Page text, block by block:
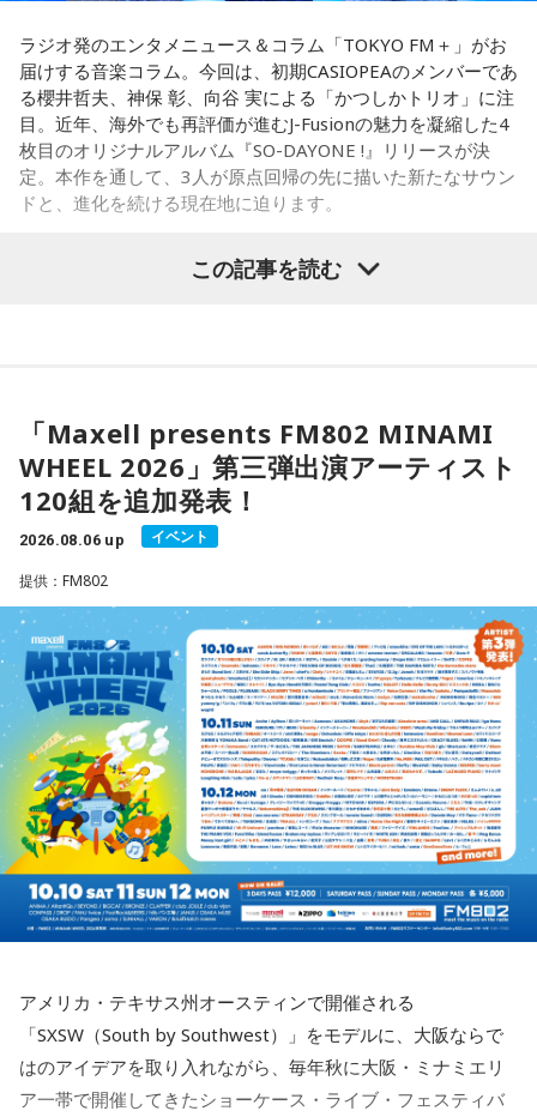
感が魅力の豚串専門店で、「タンだとかハラミだとかハツ、
レバーとかを味わいながら、昔ながらの雰囲気が楽しめる」
と話します。「けっこうペッパーが強めで、かなりおいしい
豚串です」と太鼓判を押しました。
お気に入りのステーキ店を尋ねられると、ゴリさんは「エメ
ラルドです」と即答。なかでもプレミアムリブステーキにつ
いては、「脂の乗り方、柔らかさ、肉の質がもうレベルが違
います」と熱く語り、長年愛される名店の魅力を紹介しまし
きない。同じ顔を見せないんですよ、自然が」と、その美し
さを語りました。そして海へ向け、「『美しくいてくれてあ
りがとう』という手紙は書きたくなります」と、故郷への深
い愛情をのぞかせました。
挙げたのは、ボクシング元世界王者の具志堅用高さんでし
た。今年で世界王座獲得から50年という節目の年を迎えるこ
とに触れ、「手紙を書きたい」と温かい想いを語りました。
＜番組概要＞
番組名：日本郵便 SUNDAY'S POST
放送日時：毎週日曜 15:00～15:50
パーソナリティ：小山薫堂、宇賀なつみ
番組Webサイト： https://www.tfm.co.jp/post/
番組公式X：@sundayspost1
【5位】牡羊座（おひつじ座）
あなたの行動力が誰かの心に火をつける日。今日は周りの反
応を気にするより「私はこれがやりたい！」を大切にしてみ
て。あなたが楽しそうに動くほど仲間も集まってきそうで
す。今夜、明日すぐできる小さな一歩を決めてから寝てみて
ね。
【6位】獅子座（しし座）
太陽が獅子座を照らす今は、自分の人生を自分で演出してい
【7位】魚座（うお座）
直感の中に「これからの幸せ」のヒントが隠れていそう。損
得や正解より、なぜか惹かれるものを大切にしてみてくださ
い。心が喜ぶ選択が新しいご縁につながるかも。夜は好きな
音楽を聴きながら、叶えたい未来をイメージしてね。
【8位】乙女座（おとめ座）
「ちゃんとしなきゃ」を少し緩めると、毎日がもっと楽しく
なりそうです。効率や正しさだけではなく、自分が心地よく
続けられる方法を探してみて。仕事のやり方を変えるのもお
すすめ。今日は一つだけ「やらなくていいこと」を決めてみ
ましょう。
【9位】牡牛座（おうし座）
いつもの安心感から少しだけ外へ出てみると、新しい楽しみ
が見つかりそう。大きく変える必要はありません。「ちょっ
と気になる」を試してみるくらいで十分です。今日は行って
みたいお店や場所を一つ探して、誰かを誘ってみてくださ
い。
【10位】蟹座（かに座）
を忘れていないか確認したい日。今日は誰かのためではなく
「私が嬉しいから」を選んでみてください。今夜は自分だけ
の小さなご褒美時間を作ると心が整いそうです。
【11位】山羊座（やぎ座）
ラジオ発のエンタメニュース＆コラム「TOKYO FM＋」がお
届けする音楽コラム。今回は、初期CASIOPEAのメンバーであ
る櫻井哲夫、神保 彰、向谷 実による「かつしかトリオ」に注
目。近年、海外でも再評価が進むJ-Fusionの魅力を凝縮した4
枚目のオリジナルアルバム『SO-DAYONE !』リリースが決
定。本作を通して、3人が原点回帰の先に描いた新たなサウン
ドと、進化を続ける現在地に迫ります。
伝説的フュージョンバンド、カシオペアの初期メンバー3人に
よる、かつしかトリオが、4枚目のオリジナルアルバム『SO-
DAYONE !』を10月14日（水）にリリースすることを発表し
ました。近年、海外の若いリスナーを中心に再び注目を集め
ているJ-Fusion。本作は、その王道ともいえる爽快かつパワフ
ルなサウンドへ原点回帰した、かつしかトリオ渾身のニュー
アルバムとなっています。
アルバムタイトルのきっかけとなったのは、あるコンサート
での出来事。演奏後のMCで、メンバーとファンが「やっぱり
J-Fusionは良いよね」という思いを分かち合うなかで生まれた
言葉が、「SO-DAYONE !（そうだよね！）」でした。この言
葉から着想を得た向谷 実を中心に制作が進められ、短期間で
アルバムの骨格が作り上げられていきました。
レコーディングでは、メンバーがそれぞれの演奏環境で個別
に収録する手法を採用。各パートを緻密に構築することで、
フュージョンならではの精密なアレンジと、3人それぞれの個
性が際立つ強固なアンサンブルを実現しています。制作を進
めるなかでは、かつしかトリオにとっても多くの新たな発見
となっていきます。メンバーそれぞれが培ってきた経験と感
性を持ち寄りながら、これまでにないアプローチにも向き合
ったことで、3人の新たな可能性を感じさせる作品へと仕上が
っています。
この記事を読む
「Maxell presents FM802 MINAMI
WHEEL 2026」第三弾出演アーティスト
120組を追加発表！
2026.08.06 up イベント
提供：FM802
アメリカ・テキサス州オースティンで開催される
「SXSW（South by Southwest）」をモデルに、大阪ならで
はのアイデアを取り入れながら、毎年秋に大阪・ミナミエリ
ア一帯で開催してきたショーケース・ライブ・フェスティバ